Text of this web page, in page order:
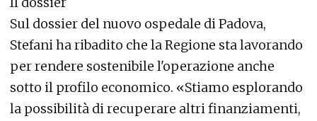
Sul dossier del nuovo ospedale di Padova,
Stefani ha ribadito che la Regione sta lavorando
per rendere sostenibile l'operazione anche
sotto il profilo economico. «Stiamo esplorando
la possibilità di recuperare altri finanziamenti,